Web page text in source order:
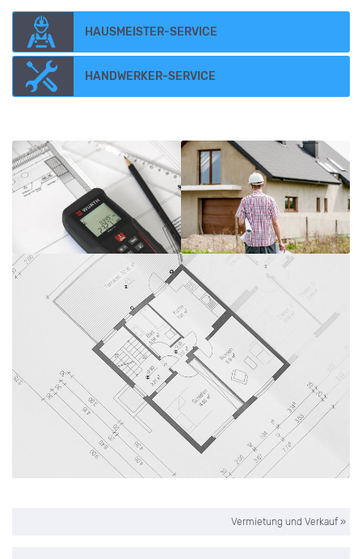
HAUSMEISTER-SERVICE
HANDWERKER-SERVICE
Vermietung und Verkauf »